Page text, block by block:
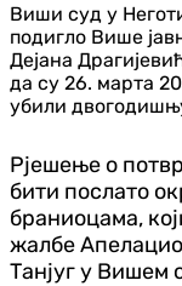
Виши суд у
подигло Више
Дејана
да су 26. марта
убили
Рјешење о
бити послато
браниоцама,
жалбе
Танјуг у Вишем